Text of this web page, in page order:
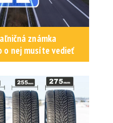
známka
o nej musíte vedieť